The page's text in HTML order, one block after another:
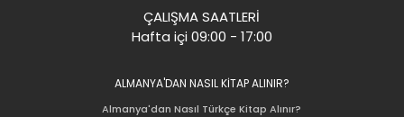
ÇALIŞMA SAATLERİ
Hafta içi 09:00 - 17:00
ALMANYA'DAN NASIL KİTAP ALINIR?
Almanya'dan Nasıl Türkçe Kitap Alınır?